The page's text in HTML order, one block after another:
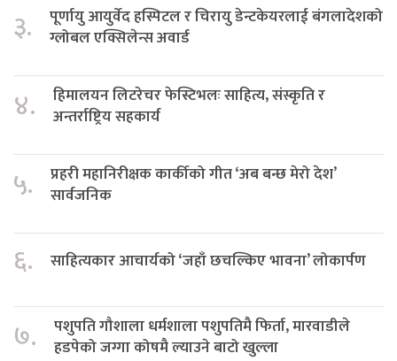
३.
पूर्णायु आयुर्वेद हस्पिटल र चिरायु डेन्टकेयरलाई बंगलादेशको
ग्लोबल एक्सिलेन्स अवार्ड
४.
हिमालयन लिटरेचर फेस्टिभलः साहित्य, संस्कृति र
अन्तर्राष्ट्रिय सहकार्य
५.
प्रहरी महानिरीक्षक कार्कीको गीत ‘अब बन्छ मेरो देश’
सार्वजनिक
६. साहित्यकार आचार्यको ‘जहाँ छचल्किए भावना’ लोकार्पण
७.
पशुपति गौशाला धर्मशाला पशुपतिमै फिर्ता, मारवाडीले
हडपेको जग्गा कोषमै ल्याउने बाटो खुल्ला